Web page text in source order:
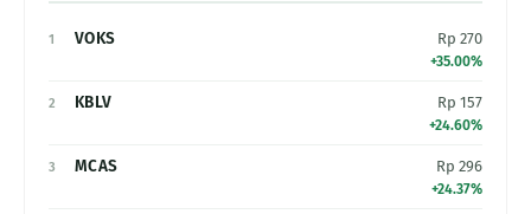
1 VOKS Rp 270
+35.00%
2 KBLV Rp 157
+24.60%
3 MCAS Rp 296
+24.37%